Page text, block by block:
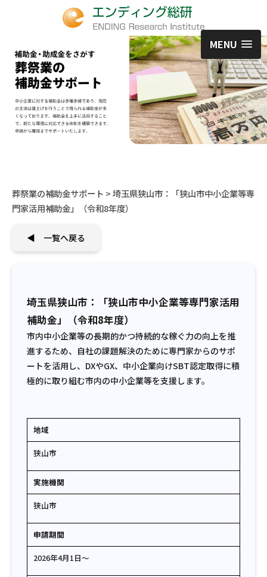
MENU
葬祭業の補助金サポート > 埼玉県狭山市：「狭山市中小企業等専
門家活用補助金」（令和8年度）
◀ 一覧へ戻る
埼玉県狭山市：「狭山市中小企業等専門家活用
補助金」（令和8年度）
市内中小企業等の長期的かつ持続的な稼ぐ力の向上を推
進するため、自社の課題解決のために専門家からのサポ
ートを活用し、DXやGX、中小企業向けSBT認定取得に積
極的に取り組む市内の中小企業等を支援します。
地域
狭山市
実施機関
狭山市
申請期間
2026年4月1日〜